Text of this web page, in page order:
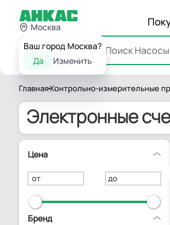
Москва
Ваш город Москва?
Да
Изменить
Каталог
Главная Контрольно-измерительные
Электронные
Цена
от до
Бренд